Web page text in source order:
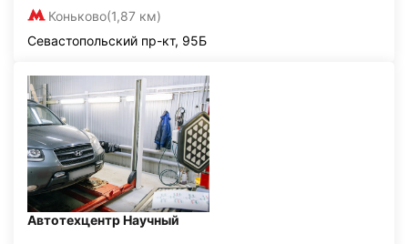
Коньково(1,87 км)
Севастопольский пр-кт, 95Б
Автотехцентр Научный